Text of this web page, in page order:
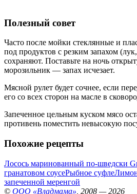
Полезный совет
Часто после мойки стеклянные и
под продуктов с резким запахом
сохраняют. Поставьте на ночь
морозильник — запах исчезает.
Мясной рулет будет сочнее, если
его со всех сторон на масле в
Запеченное цельным куском мясо
противень поместить невысокую
Похожие рецепты
Лосось маринованный по-шведски
гранатовом соусеРыбное суфле
запеченной меренгой
© ООО «Владмама» , 2008 — 2026